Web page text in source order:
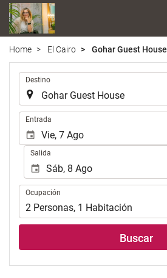
Home El Cairo Gohar Guest House
Introduzca
lugar
de
destino
en
que
realizar
búsqueda
de
Destino
Introduzca
las
fechas
inicio
fin
para
realizar
Entrada
Salida
Ocupación
Ocupación
2 Personas, 1 Habitación
Buscar